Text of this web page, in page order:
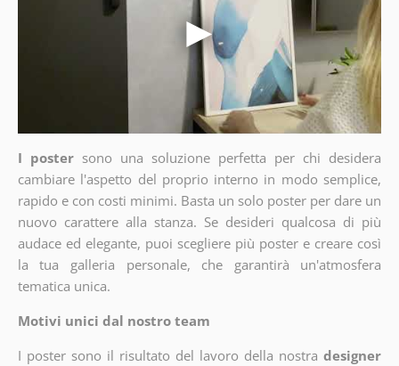
I poster sono una soluzione perfetta per chi desidera
cambiare l'aspetto del proprio interno in modo semplice,
rapido e con costi minimi. Basta un solo poster per dare un
nuovo carattere alla stanza. Se desideri qualcosa di più
audace ed elegante, puoi scegliere più poster e creare così
la tua galleria personale, che garantirà un'atmosfera
tematica unica.
Motivi unici dal nostro team
I poster sono il risultato del lavoro della nostra designer